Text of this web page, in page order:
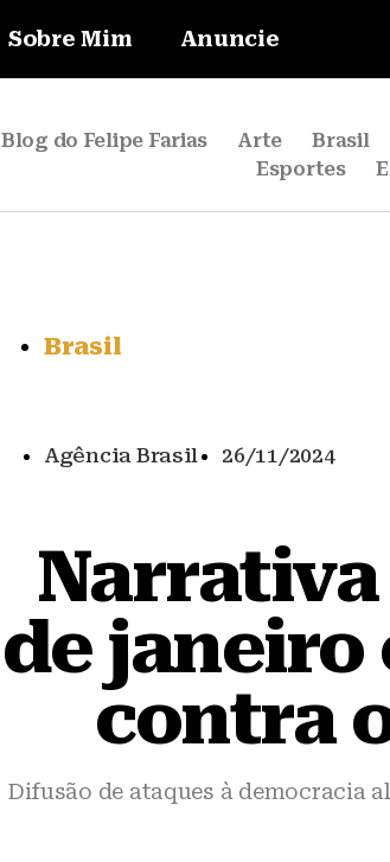
Sobre Mim Anuncie
Blog do Felipe Farias Arte Brasil
Esportes
Brasil
Agência Brasil 26/11/2024
Narrativa
de janeiro
contra
Difusão de ataques à democracia